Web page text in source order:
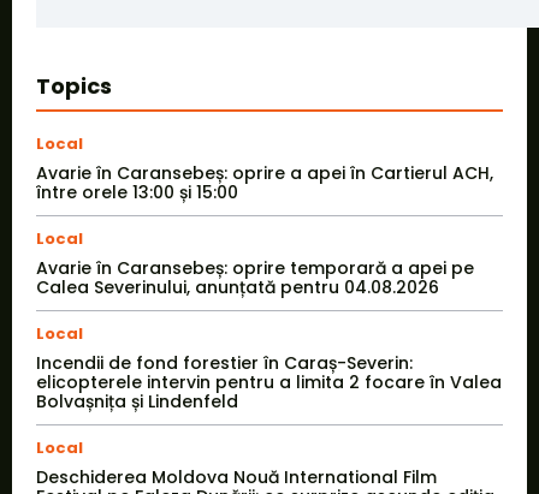
Topics
Local
Avarie în Caransebeș: oprire a apei în Cartierul ACH,
între orele 13:00 și 15:00
Local
Avarie în Caransebeș: oprire temporară a apei pe
Calea Severinului, anunțată pentru 04.08.2026
Local
Incendii de fond forestier în Caraș-Severin:
elicopterele intervin pentru a limita 2 focare în Valea
Bolvașnița și Lindenfeld
Local
Deschiderea Moldova Nouă International Film